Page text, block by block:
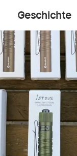
Geschichte